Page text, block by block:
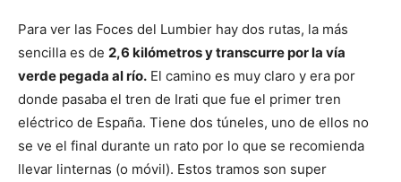
Para ver las Foces del Lumbier hay dos rutas, la más
sencilla es de 2,6 kilómetros y transcurre por la vía
verde pegada al río. El camino es muy claro y era por
donde pasaba el tren de Irati que fue el primer tren
eléctrico de España. Tiene dos túneles, uno de ellos no
se ve el final durante un rato por lo que se recomienda
llevar linternas (o móvil). Estos tramos son super